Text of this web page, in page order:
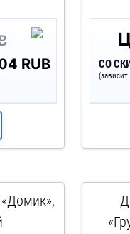
RUB СО